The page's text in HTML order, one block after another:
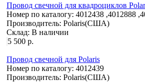
Провод свечной для квадроциклов
Номер по каталогу: 4012438 ,4012888
Производитель: Polaris(США)
Склад: В наличии
5 500 р.
Провод свечной для Polaris
Номер по каталогу: 4012439
Производитель: Polaris(США)